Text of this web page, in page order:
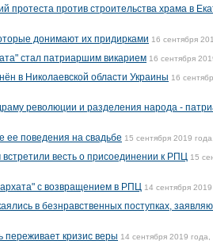
протеста против строительства храма в
донимают их придирками 16 сентября
стал патриаршим викарием 16 сентября
в Николаевской области Украины 16
революции и разделения народа -
ее поведения на свадьбе 15 сентября 2019
встретили весть о присоединении к РПЦ 15
с возвращением в РПЦ 14 сентября
в безнравственных поступках,
переживает кризис веры 14 сентября 2019 года,